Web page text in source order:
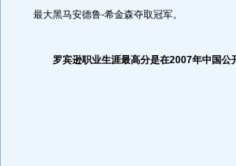
最大黑马安德鲁-希金森夺取冠军。
罗宾逊职业生涯最高分是在2007年中国公